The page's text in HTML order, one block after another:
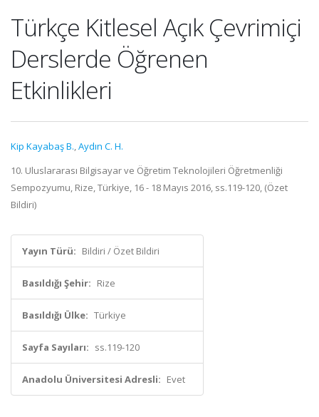
Türkçe Kitlesel Açık Çevrimiçi
Derslerde Öğrenen
Etkinlikleri
Kip Kayabaş B.,Aydın C. H.
10. Uluslararası Bilgisayar ve Öğretim Teknolojileri Öğretmenliği
Sempozyumu, Rize, Türkiye, 16 - 18 Mayıs 2016, ss.119-120, (Özet
Bildiri)
Yayın Türü: Bildiri / Özet Bildiri
Basıldığı Şehir: Rize
Basıldığı Ülke: Türkiye
Sayfa Sayıları: ss.119-120
Anadolu Üniversitesi Adresli: Evet